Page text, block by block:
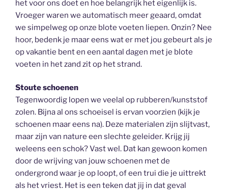
het voor ons doet en hoe belangrijk het eigenlijk is.
Vroeger waren we automatisch meer geaard, omdat
we simpelweg op onze blote voeten liepen. Onzin? Nee
hoor, bedenk je maar eens wat er met jou gebeurt als je
op vakantie bent en een aantal dagen met je blote
voeten in het zand zit op het strand.
Stoute schoenen
Tegenwoordig lopen we veelal op rubberen/kunststof
zolen. Bijna al ons schoeisel is ervan voorzien (kijk je
schoenen maar eens na). Deze materialen zijn slijtvast,
maar zijn van nature een slechte geleider. Krijg jij
weleens een schok? Vast wel. Dat kan gewoon komen
door de wrijving van jouw schoenen met de
ondergrond waar je op loopt, of een trui die je uittrekt
als het vriest. Het is een teken dat jij in dat geval